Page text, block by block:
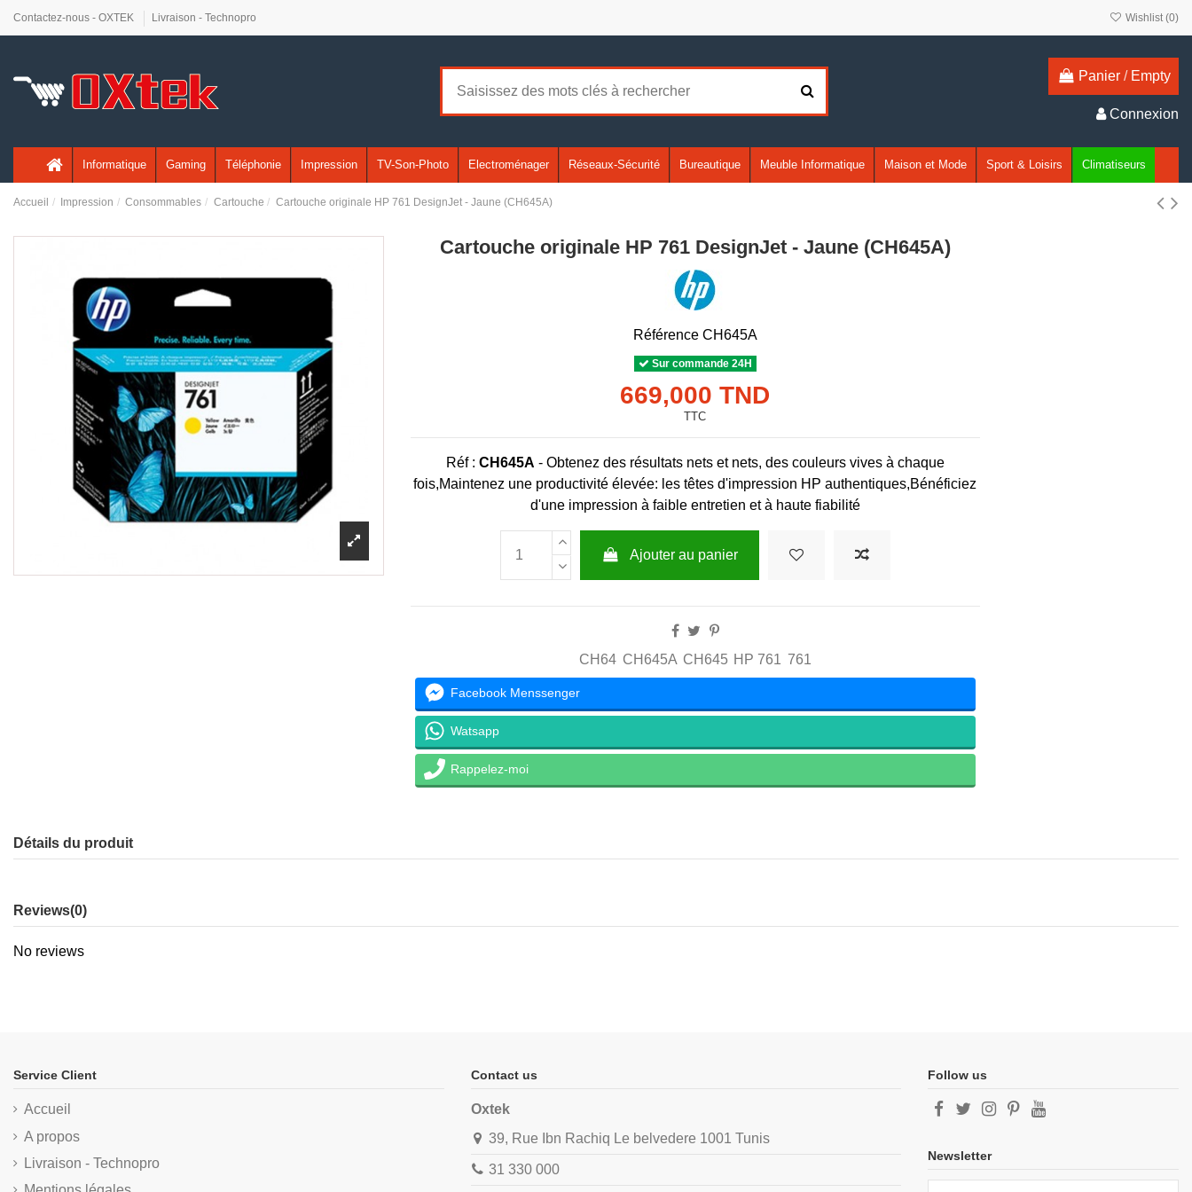
Contactez-nous - OXTEK Livraison - Technopro Wishlist (0)
Panier / Empty
Connexion
Informatique Gaming Téléphonie Impression TV-Son-Photo Electroménager Réseaux-Sécurité Bureautique Meuble Informatique Maison et Mode Sport & Loisirs Climatiseurs
Accueil Impression Consommables Cartouche Cartouche originale HP 761 DesignJet - Jaune (CH645A)
Cartouche originale HP 761 DesignJet - Jaune (CH645A)
Référence CH645A
Sur commande 24H
669,000 TND
TTC
Réf : CH645A - Obtenez des résultats nets et nets, des couleurs vives à chaque
fois,Maintenez une productivité élevée: les têtes d'impression HP authentiques,Bénéficiez
d'une impression à faible entretien et à haute fiabilité
Ajouter au panier
CH64 CH645A CH645 HP 761 761
Facebook Menssenger
Watsapp
Rappelez-moi
Détails du produit
Reviews(0)
No reviews
Service Client
Accueil
A propos
Livraison - Technopro
Contact us
Oxtek
39, Rue Ibn Rachiq Le belvedere 1001 Tunis
31 330 000
Follow us
Newsletter